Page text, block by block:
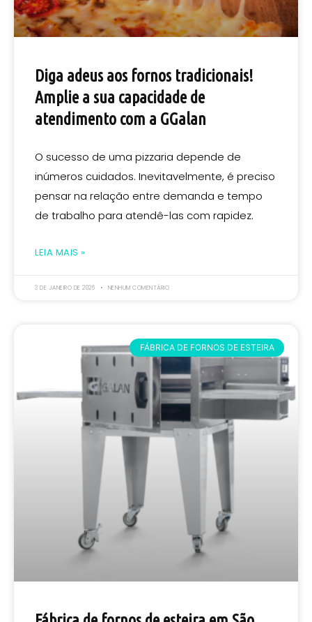
Diga adeus aos fornos tradicionais!
Amplie a sua capacidade de
atendimento com a GGalan
O sucesso de uma pizzaria depende de
inúmeros cuidados. Inevitavelmente, é preciso
pensar na relação entre demanda e tempo
de trabalho para atendê-las com rapidez.
LEIA MAIS »
3 DE JANEIRO DE 2026 NENHUM COMENTÁRIO
FÁBRICA DE FORNOS DE ESTEIRA